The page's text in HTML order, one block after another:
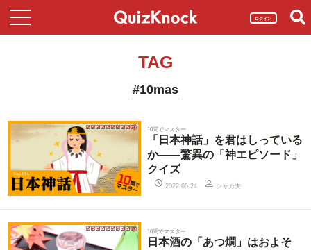
ログイン
TAG
#10mas
10問でマスター
「日本神話」を君はしっている
か――驚異の「神エピソード」
クイズ
2022.05.24 シャカ夫
10問でマスター
日本酒の「あつ燗」はおよそ